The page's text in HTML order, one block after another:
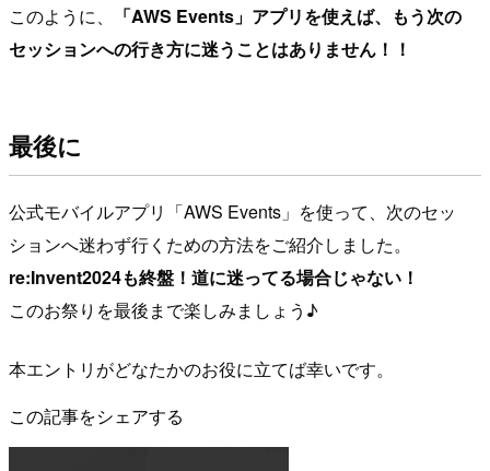
このように、
「AWS Events」アプリを使えば、もう次の
セッションへの行き方に迷うことはありません！！
最後に
公式モバイルアプリ「AWS Events」を使って、次のセッ
ションへ迷わず行くための方法をご紹介しました。
re:Invent2024も終盤！道に迷ってる場合じゃない！
このお祭りを最後まで楽しみましょう♪
本エントリがどなたかのお役に立てば幸いです。
この記事をシェアする